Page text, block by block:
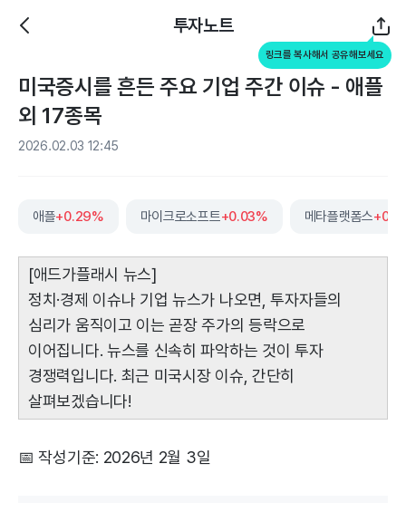
투자노트
링크를 복사해서 공유해보세요
미국증시를 흔든 주요 기업 주간 이슈 - 애플
외 17종목
2026.02.03 12:45
애플+0.29% 마이크로소프트+0.03% 메타플랫폼스
[애드가플래시 뉴스]
정치·경제 이슈나 기업 뉴스가 나오면, 투자자들의
심리가 움직이고 이는 곧장 주가의 등락으로
이어집니다. 뉴스를 신속히 파악하는 것이 투자
경쟁력입니다. 최근 미국시장 이슈, 간단히
살펴보겠습니다!
📅 작성기준: 2026년 2월 3일